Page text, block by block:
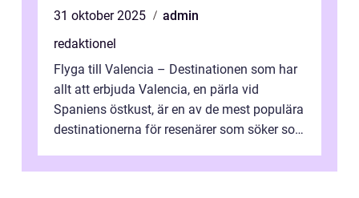
31 oktober 2025
admin
redaktionel
Flyga till Valencia – Destinationen som har
allt att erbjuda Valencia, en pärla vid
Spaniens östkust, är en av de mest populära
destinationerna för resenärer som söker sol,